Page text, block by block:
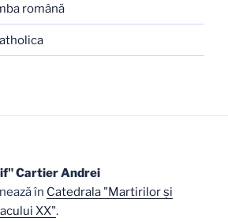
română
Cartier Andrei
în Catedrala "Martirilor şi
XX".